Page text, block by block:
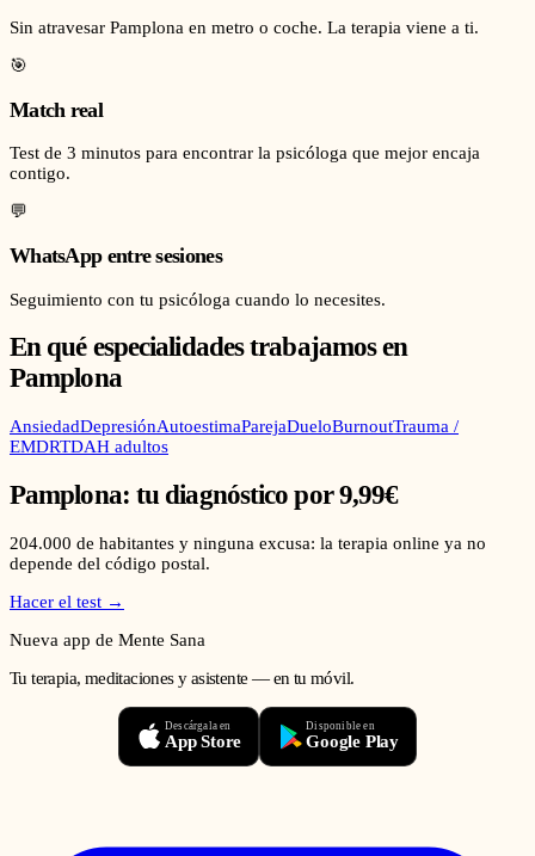
Sin atravesar Pamplona en metro o coche. La terapia viene a ti.
🎯
Match real
Test de 3 minutos para encontrar la psicóloga que mejor encaja
contigo.
💬
WhatsApp entre sesiones
Seguimiento con tu psicóloga cuando lo necesites.
En qué especialidades trabajamos en
Pamplona
AnsiedadDepresiónAutoestimaParejaDueloBurnoutTrauma /
EMDRTDAH adultos
Pamplona: tu diagnóstico por 9,99€
204.000 de habitantes y ninguna excusa: la terapia online ya no
depende del código postal.
Hacer el test →
Nueva app de Mente Sana
Tu terapia, meditaciones y asistente — en tu móvil.
Descárgala en
App Store
Disponible en
Google Play